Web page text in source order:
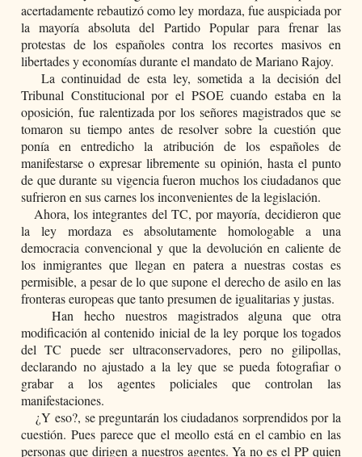
acertadamente rebautizó como ley mordaza, fue auspiciada por
la mayoría absoluta del Partido Popular para frenar las
protestas de los españoles contra los recortes masivos en
libertades y economías durante el mandato de Mariano Rajoy.
Tribunal Constitucional por el PSOE cuando estaba en la
oposición, fue ralentizada por los señores magistrados que se
tomaron su tiempo antes de resolver sobre la cuestión que
ponía en entredicho la atribución de los españoles de
manifestarse o expresar libremente su opinión, hasta el punto
de que durante su vigencia fueron muchos los ciudadanos que
sufrieron en sus carnes los inconvenientes de la legislación.
la ley mordaza es absolutamente homologable a una
democracia convencional y que la devolución en caliente de
los inmigrantes que llegan en patera a nuestras costas es
permisible, a pesar de lo que supone el derecho de asilo en las
fronteras europeas que tanto presumen de igualitarias y justas.
   Han hecho nuestros magistrados alguna que otra
modificación al contenido inicial de la ley porque los togados
del TC puede ser ultraconservadores, pero no gilipollas,
declarando no ajustado a la ley que se pueda fotografiar o
grabar a los agentes policiales que controlan las
manifestaciones.
cuestión. Pues parece que el meollo está en el cambio en las
personas que dirigen a nuestros agentes. Ya no es el PP quien